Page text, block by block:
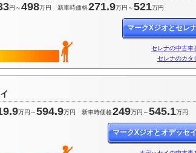
円～498万円 新車時価格271.9万円～521万円
マークXジオとセレ
セレナの中古車
セレナのカタ
万円～594.9万円 新車時価格249万円～545.1万円
マークXジオとオデッセ